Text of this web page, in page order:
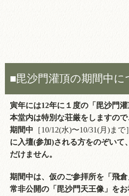
■毘沙門灌頂の期間中に
寅年には12年に１度の「毘沙門灌
本堂内は特別な荘厳をしますので
期間中 ［10/12(水)〜10/31(月)まで］
に入壇(参加)される方をのぞいて
だけません。
期間中は、仮のご参拝所を「飛
常非公開の「毘沙門天王像」を